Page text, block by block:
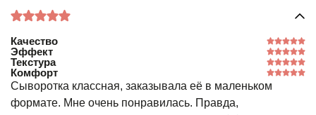
Качество
Эффект
Текстура
Комфорт
Сыворотка классная, заказывала её в маленьком
формате. Мне очень понравилась. Правда,